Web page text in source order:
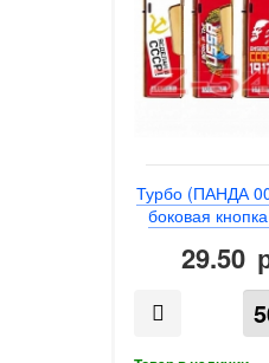
Турбо (ПАНДА
боковая
29.50